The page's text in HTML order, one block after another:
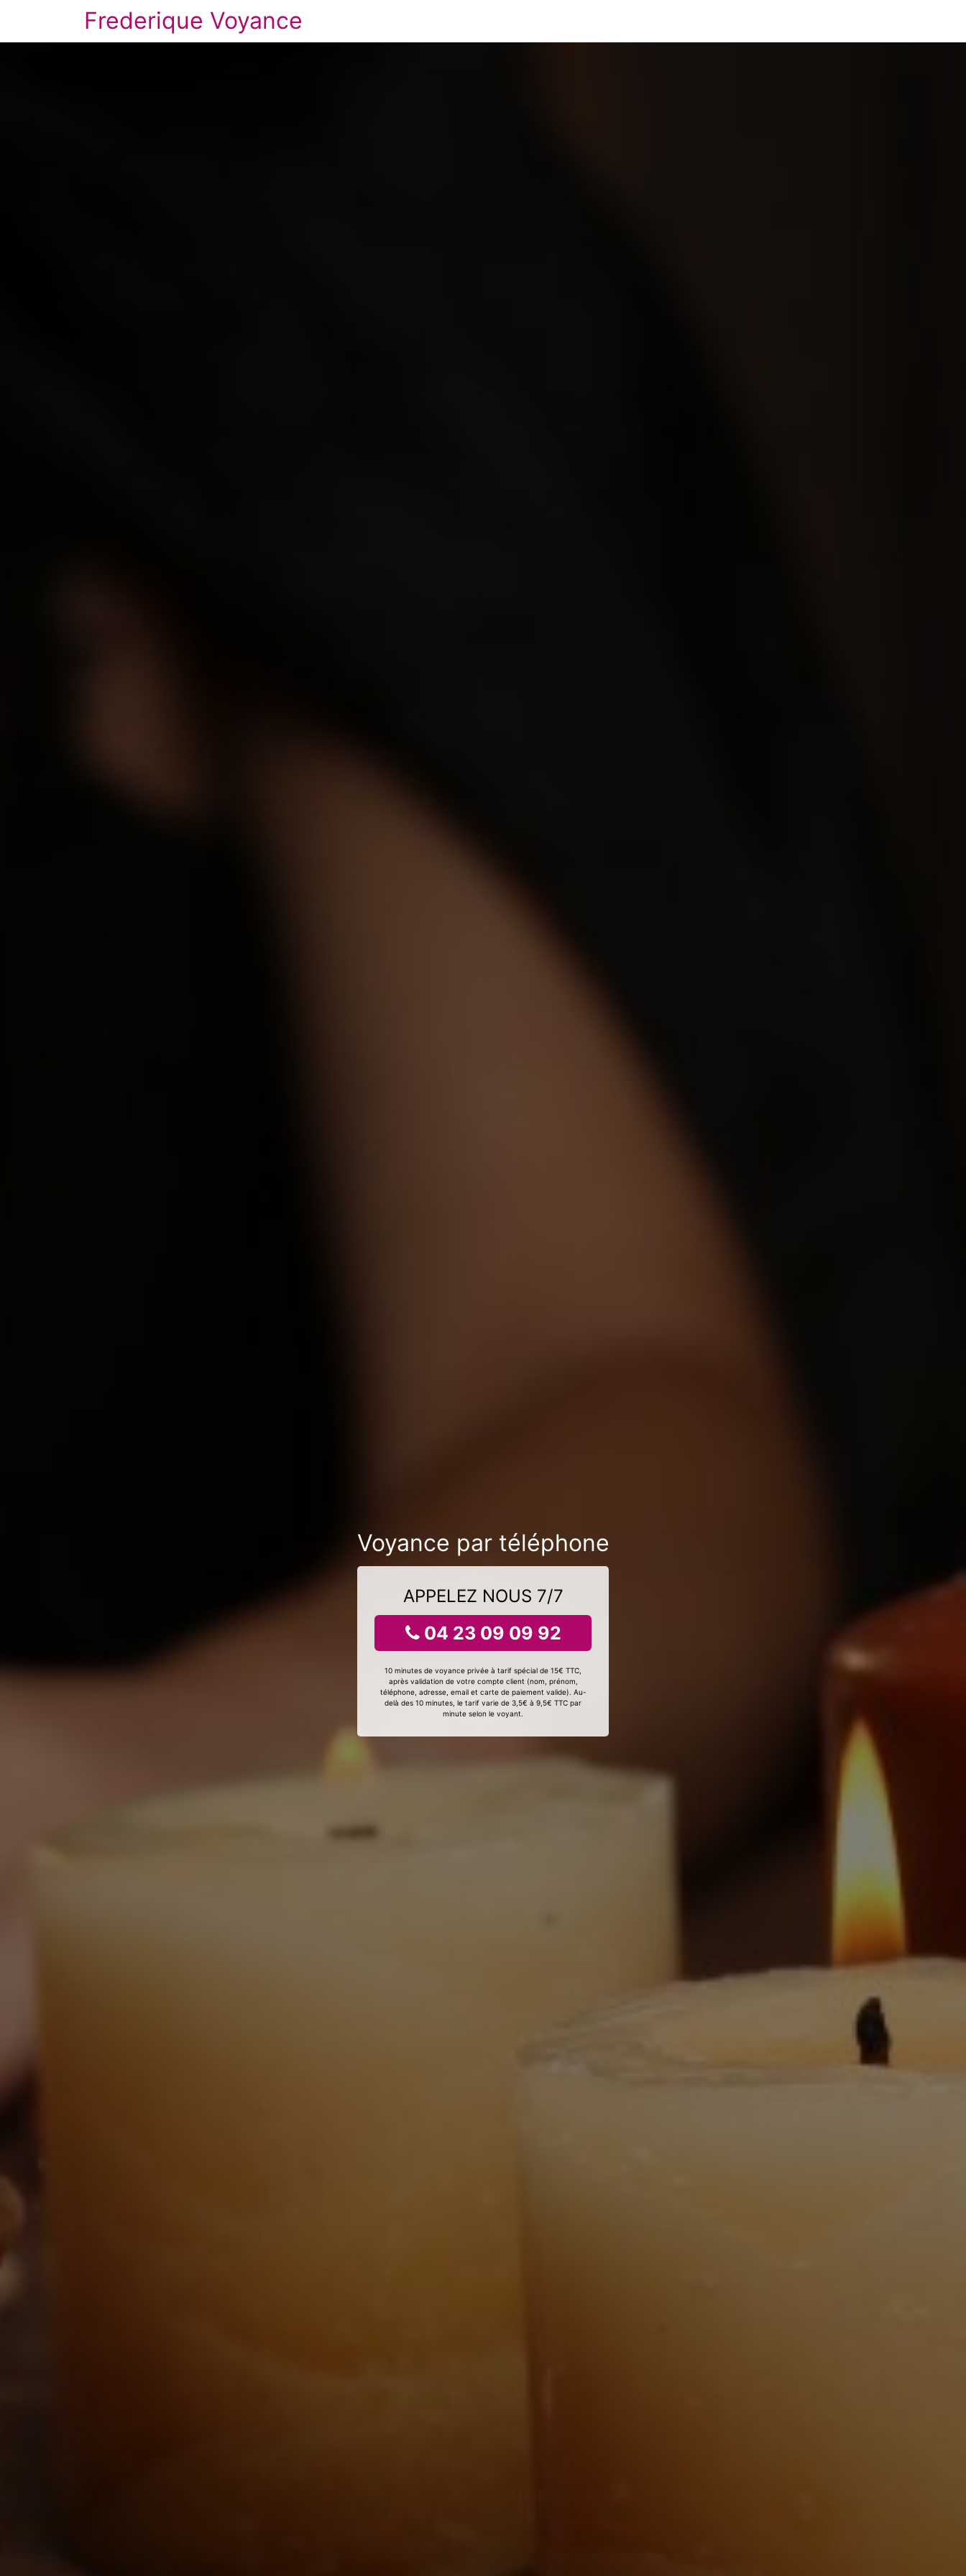
Frederique Voyance
Voyance par téléphone
APPELEZ NOUS 7/7
04 23 09 09 92
10 minutes de voyance privée à tarif spécial de 15€ TTC,
après validation de votre compte client (nom, prénom,
téléphone, adresse, email et carte de paiement valide). Au-
delà des 10 minutes, le tarif varie de 3,5€ à 9,5€ TTC par
minute selon le voyant.